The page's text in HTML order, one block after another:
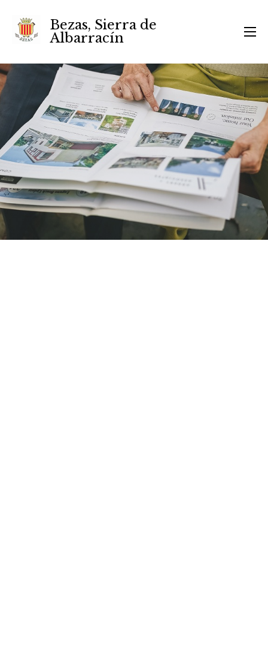
Bezas, Sierra de
Albarracín